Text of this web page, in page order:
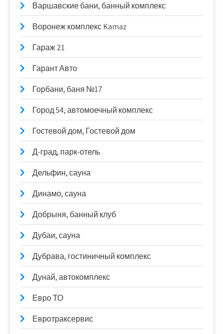
Варшавские бани, банный комплекс
Воронеж комплекс Kamaz
Гараж 21
Гарант Авто
Горбани, баня №17
Город 54, автомоечный комплекс
Гостевой дом, Гостевой дом
Д-град, парк-отель
Дельфин, сауна
Динамо, сауна
Добрыня, банный клуб
Дубаи, сауна
Дубрава, гостиничный комплекс
Дунай, автокомплекс
Евро ТО
Евротраксервис